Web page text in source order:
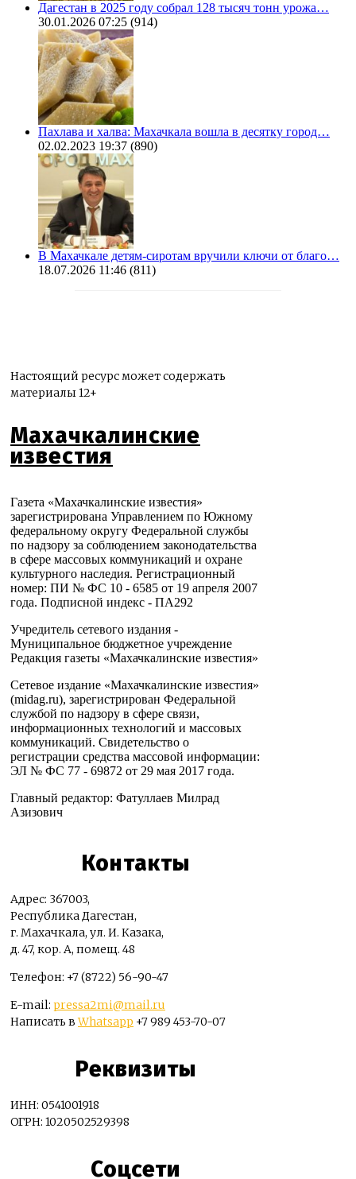
Дагестан в 2025 году собрал 128 тысяч тонн урожа…
30.01.2026 07:25 (914)
Пахлава и халва: Махачкала вошла в десятку город…
02.02.2023 19:37 (890)
В Махачкале детям-сиротам вручили ключи от благо…
18.07.2026 11:46 (811)
Настоящий ресурс может содержать
материалы 12+
Махачкалинские
известия
Газета «Махачкалинские известия»
зарегистрирована Управлением по Южному
федеральному округу Федеральной службы
по надзору за соблюдением законодательства
в сфере массовых коммуникаций и охране
культурного наследия. Регистрационный
номер: ПИ № ФС 10 - 6585 от 19 апреля 2007
года. Подписной индекс - ПА292
Учредитель сетевого издания -
Муниципальное бюджетное учреждение
Редакция газеты «Махачкалинские известия»
Сетевое издание «Махачкалинские известия»
(midag.ru), зарегистрирован Федеральной
службой по надзору в сфере связи,
информационных технологий и массовых
коммуникаций. Свидетельство о
регистрации средства массовой информации:
ЭЛ № ФС 77 - 69872 от 29 мая 2017 года.
Главный редактор: Фатуллаев Милрад
Азизович
Контакты
Адрес: 367003,
Республика Дагестан,
г. Махачкала, ул. И. Казака,
д. 47, кор. А, помещ. 48
Телефон: +7 (8722) 56-90-47
E-mail: pressa2mi@mail.ru
Написать вWhatsapp +7 989 453-70-07
Реквизиты
ИНН: 0541001918
ОГРН: 1020502529398
Соцсети